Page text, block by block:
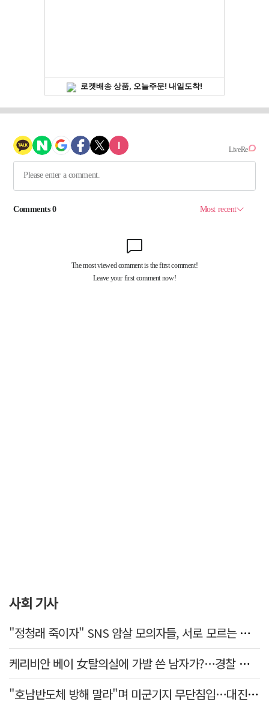
사회 기사
"정청래 죽이자" SNS 암살 모의자들, 서로 모르는 사이였다…檢송치
케리비안 베이 女탈의실에 가발 쓴 남자가?…경찰 추적 중
"호남반도체 방해 말라"며 미군기지 무단침입…대진연 회원 3명 '구속'